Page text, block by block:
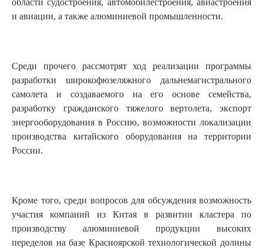
и авиации, а также алюминиевой промышленности.
Среди прочего рассмотрят ход реализации программы
разработки широкофюзеляжного дальнемагистрального
самолета и создаваемого на его основе семейства,
разработку гражданского тяжелого вертолета, экспорт
энергооборудования в Россию, возможности локализации
производства китайского оборудования на территории
России.
Кроме того, среди вопросов для обсуждения возможность
участия компаний из Китая в развитии кластера по
производству алюминиевой продукции высоких
переделов на базе Красноярской технологической долины